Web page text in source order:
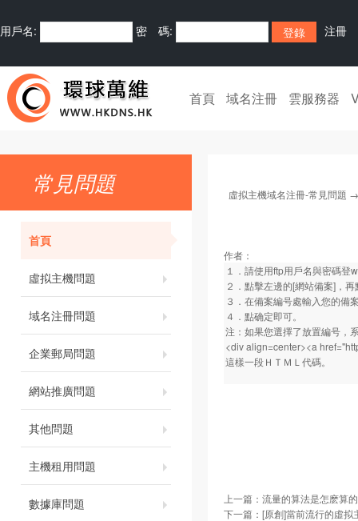
用戶名: 密 碼: 注冊
首頁 域名注冊 雲服務器
常見問題
首頁
虛拟主機問題
域名注冊問題
企業郵局問題
網站推廣問題
其他問題
主機租用問題
數據庫問題
虛拟主機域名注冊-常見問題
作者：
１．請使用ftp用戶名與密碼登
２．點擊左邊的[網站備案]，
３．在備案編号處輸入您的備
４．點确定即可。
注：如果您選擇了放置編号，
<div align=center><a href="
這樣一段ＨＴＭＬ代碼。
上一篇： 流量的算法是怎麽算
下一篇： [原創]當前流行的虛拟